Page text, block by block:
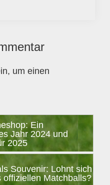
um einen
Ein
Jahr 2024 und
2025
Souvenir: Lohnt sich
offiziellen Matchballs?